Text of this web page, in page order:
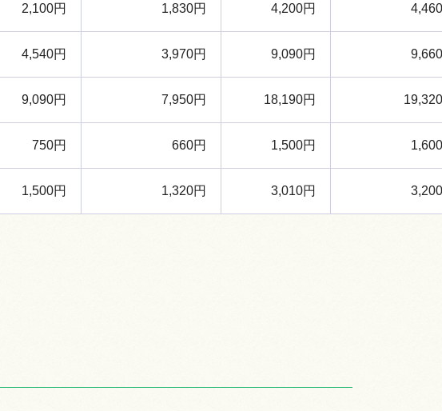
2,100円 1,830円 4,200円
4,540円 3,970円 9,090円
9,090円 7,950円 18,190円
750円 660円 1,500円
1,500円 1,320円 3,010円